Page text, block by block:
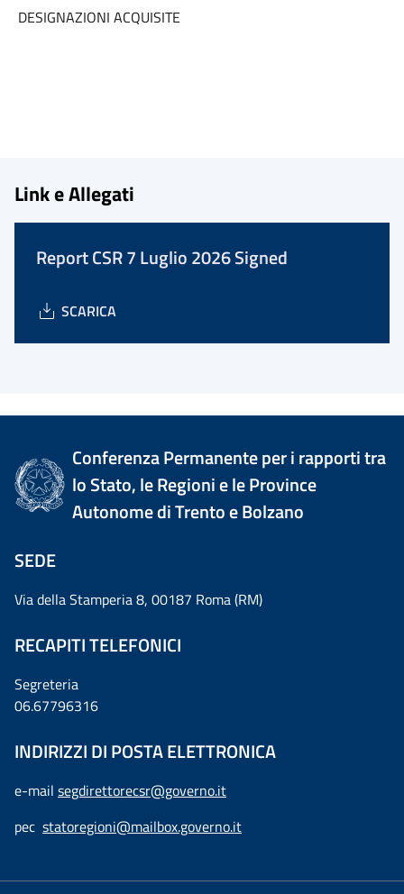
DESIGNAZIONI ACQUISITE
Link e Allegati
Report CSR 7 Luglio 2026 Signed
SCARICA
Conferenza Permanente per i rapporti tra
lo Stato, le Regioni e le Province
Autonome di Trento e Bolzano
SEDE
Via della Stamperia 8, 00187 Roma (RM)
RECAPITI TELEFONICI
Segreteria
06.67796316
INDIRIZZI DI POSTA ELETTRONICA
e-mail segdirettorecsr@governo.it
pec statoregioni@mailbox.governo.it